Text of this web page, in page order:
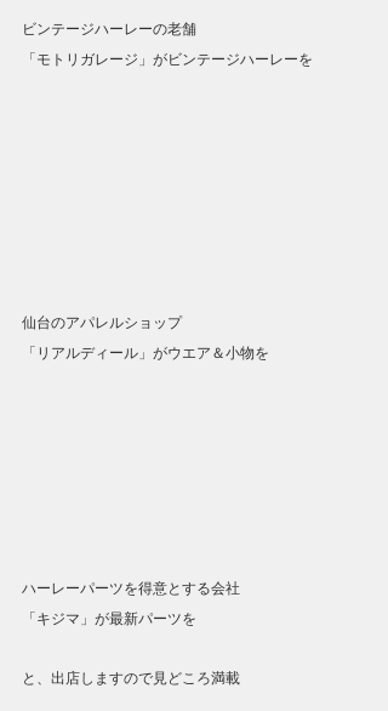
ビンテージハーレーの老舗
「モトリガレージ」がビンテージハーレーを
仙台のアパレルショップ
「リアルディール」がウエア＆小物を
ハーレーパーツを得意とする会社
「キジマ」が最新パーツを
と、出店しますので見どころ満載